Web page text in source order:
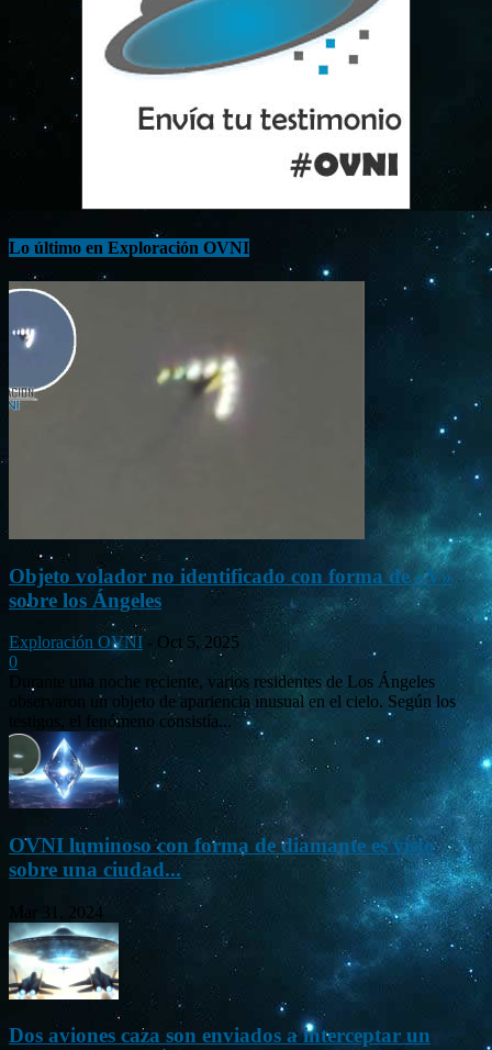
Lo último en Exploración OVNI
Objeto volador no identificado con forma de «V»
sobre los Ángeles
Exploración OVNI - Oct 5, 2025
0
Durante una noche reciente, varios residentes de Los Ángeles
observaron un objeto de apariencia inusual en el cielo. Según los
testigos, el fenómeno consistía...
OVNI luminoso con forma de diamante es visto
sobre una ciudad...
Mar 31, 2024
Dos aviones caza son enviados a interceptar un